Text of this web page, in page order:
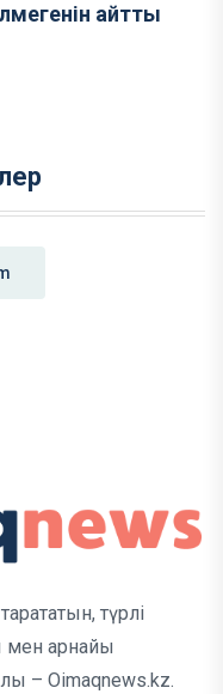
айтты
түрлі
мен арнайы
– Oimaqnews.kz.